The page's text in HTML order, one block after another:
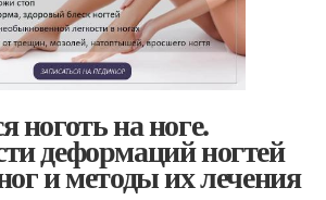
ноготь на ноге.
деформаций ногтей
и методы их лечения